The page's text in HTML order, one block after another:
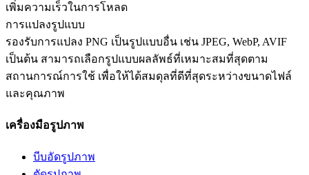
เพิ่มความเร็วในการโหลด
การแปลงรูปแบบ
รองรับการแปลง PNG เป็นรูปแบบอื่น เช่น JPEG, WebP, AVIF
เป็นต้น สามารถเลือกรูปแบบผลลัพธ์ที่เหมาะสมที่สุดตาม
สถานการณ์การใช้ เพื่อให้ได้สมดุลที่ดีที่สุดระหว่างขนาดไฟล์
และคุณภาพ
เครื่องมือรูปภาพ
บีบอัดรูปภาพ